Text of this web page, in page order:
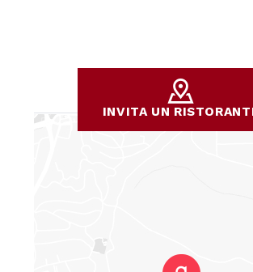
INVITA UN